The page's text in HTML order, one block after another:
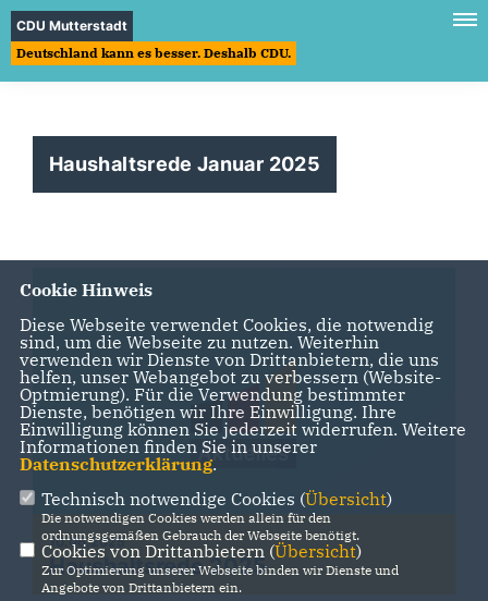
CDU Mutterstadt
Deutschland kann es besser. Deshalb CDU.
Haushaltsrede Januar 2025
10.06.2025
Haushaltsrede 2025
Cookie Hinweis
Diese Webseite verwendet Cookies, die notwendig
sind, um die Webseite zu nutzen. Weiterhin
verwenden wir Dienste von Drittanbietern, die uns
helfen, unser Webangebot zu verbessern (Website-
Optmierung). Für die Verwendung bestimmter
Dienste, benötigen wir Ihre Einwilligung. Ihre
Einwilligung können Sie jederzeit widerrufen. Weitere
Informationen finden Sie in unserer
Datenschutzerklärung.
Technisch notwendige Cookies (Übersicht)
Die notwendigen Cookies werden allein für den
ordnungsgemäßen Gebrauch der Webseite benötigt.
Cookies von Drittanbietern (Übersicht)
Zur Optimierung unserer Webseite binden wir Dienste und
Angebote von Drittanbietern ein.